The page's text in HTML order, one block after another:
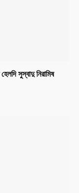
সুস্বাদু নিরামিষ